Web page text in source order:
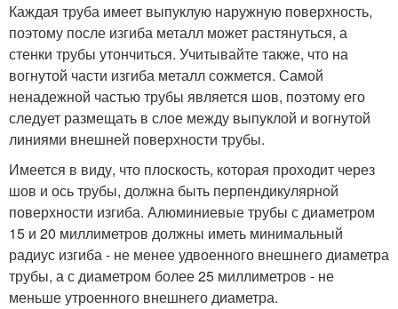
Каждая труба имеет выпуклую наружную поверхность,
поэтому после изгиба металл может растянуться, а
стенки трубы утончиться. Учитывайте также, что на
вогнутой части изгиба металл сожмется. Самой
ненадежной частью трубы является шов, поэтому его
следует размещать в слое между выпуклой и вогнутой
линиями внешней поверхности трубы.
Имеется в виду, что плоскость, которая проходит через
шов и ось трубы, должна быть перпендикулярной
поверхности изгиба. Алюминиевые трубы с диаметром
15 и 20 миллиметров должны иметь минимальный
радиус изгиба - не менее удвоенного внешнего диаметра
трубы, а с диаметром более 25 миллиметров - не
меньше утроенного внешнего диаметра.